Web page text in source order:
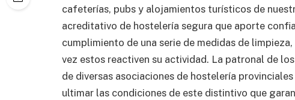
cafeterías, pubs y alojamientos turísticos de
acreditativo de hostelería segura que aporte
cumplimiento de una serie de medidas de
vez estos reactiven su actividad. La patronal de
de diversas asociaciones de hostelería
ultimar las condiciones de este distintivo que